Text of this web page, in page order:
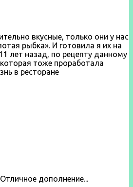
вкусные, только они у нас
рыбка». И готовила я их на
лет назад, по рецепту данному
тоже проработала
в ресторане
дополнение...